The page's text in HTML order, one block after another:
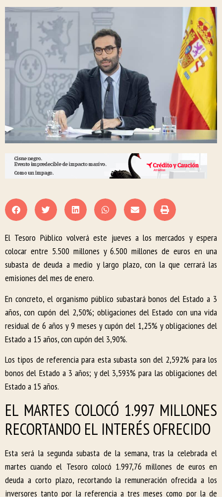
El Tesoro Público volverá este jueves a los mercados y espera
colocar entre 5.500 millones y 6.500 millones de euros en una
subasta de deuda a medio y largo plazo, con la que cerrará las
emisiones del mes de enero.
En concreto, el organismo público subastará bonos del Estado a 3
años, con cupón del 2,50%; obligaciones del Estado con una vida
residual de 6 años y 9 meses y cupón del 1,25% y obligaciones del
Estado a 15 años, con cupón del 3,90%.
Los tipos de referencia para esta subasta son del 2,592% para los
bonos del Estado a 3 años; y del 3,593% para las obligaciones del
Estado a 15 años.
EL MARTES COLOCÓ 1.997 MILLONES
RECORTANDO EL INTERÉS OFRECIDO
Esta será la segunda subasta de la semana, tras la celebrada el
martes cuando el Tesoro colocó 1.997,76 millones de euros en
deuda a corto plazo, recortando la remuneración ofrecida a los
inversores tanto por la referencia a tres meses como por la de